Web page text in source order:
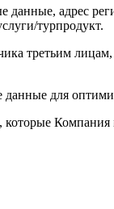
адрес
турпродукт.
третьим
для